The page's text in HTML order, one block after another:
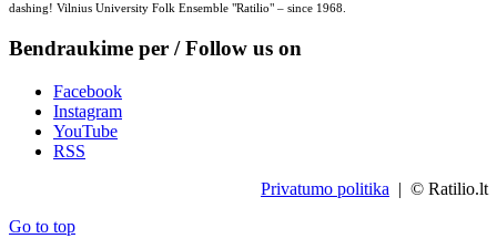
dashing! Vilnius University Folk Ensemble "Ratilio" – since 1968.
Bendraukime per / Follow us on
Facebook
Instagram
YouTube
RSS
Privatumo politika | © Ratilio.lt
Go to top